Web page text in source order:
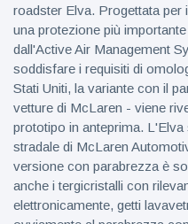
roadster Elva. Progettata
una protezione più
dall'Active Air Management
soddisfare i requisiti di
Stati Uniti, la variante con il
vetture di McLaren - viene
prototipo in anteprima.
stradale di McLaren
versione con parabrezza è
anche i tergicristalli con
elettronicamente, getti